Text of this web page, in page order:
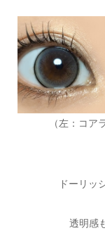
（左：コ
ドーリッ
透明感